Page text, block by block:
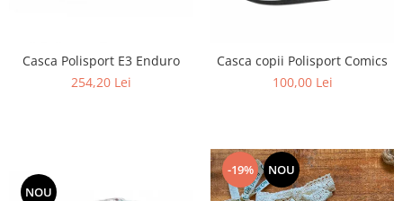
Casca Polisport E3 Enduro
254,20 Lei
Casca copii Polisport Comics
100,00 Lei
NOU
-19% NOU